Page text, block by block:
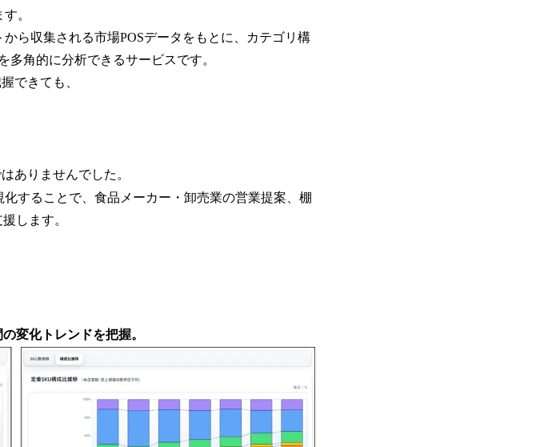
を
み
。
ら収集される市場POSデータをもとに、カテゴリ構
角的に分析できるサービスです。
できても、
ありませんでした。
することで、食品メーカー・卸売業の営業提案、棚
します。
変化トレンドを把握。